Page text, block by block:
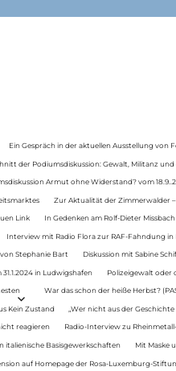
Ein Gespräch in der aktuellen Ausstellung von
der Podiumsdiskussion: Gewalt, Militanz und
Armut ohne Widerstand? vom
Zur Aktualität der Zimmerwalder
Link In Gedenken am Rolf-Dieter Missbach
Interview mit Radio Flora zur RAF-Fahndung in
Stephanie Bart Diskussion mit Sabine
in Ludwigshafen Polizeigewalt oder
War das schon der heiße Herbst?
Kein Zustand „Wer nicht aus der
reagieren Radio-Interview zu
italienische Basisgewerkschaften Mit Maske
auf Homepage der Rosa-Luxemburg-